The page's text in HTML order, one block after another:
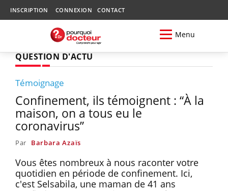
INSCRIPTION CONNEXION CONTACT
Menu
QUESTION D'ACTU
Témoignage
Confinement, ils témoignent : “À la
maison, on a tous eu le
coronavirus”
Par Barbara Azaïs
Vous êtes nombreux à nous raconter votre
quotidien en période de confinement. Ici,
c'est Selsabila, une maman de 41 ans